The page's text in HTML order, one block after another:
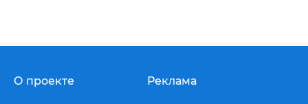
О проекте Реклама